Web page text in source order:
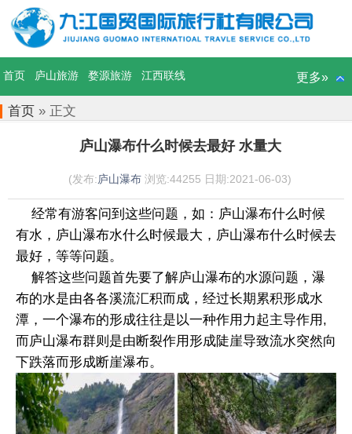
首页 庐山旅游 婺源旅游 江西联线 更多»
首页 » 正文
庐山瀑布什么时候去最好 水量大
(发布:庐山瀑布 浏览:44255 日期:2021-06-03)
经常有游客问到这些问题，如：庐山瀑布什么时候
有水，庐山瀑布水什么时候最大，庐山瀑布什么时候去
最好，等等问题。
解答这些问题首先要了解庐山瀑布的水源问题，瀑
布的水是由各各溪流汇积而成，经过长期累积形成水
潭，一个瀑布的形成往往是以一种作用力起主导作用,
而庐山瀑布群则是由断裂作用形成陡崖导致流水突然向
下跌落而形成断崖瀑布。